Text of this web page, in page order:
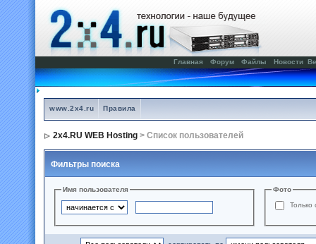
Главная Форум Файлы Новости
www.2x4.ru Правила
2x4.RU WEB Hosting > Список пользователей
Фильтры поиска
Имя пользователя
Фото
Только